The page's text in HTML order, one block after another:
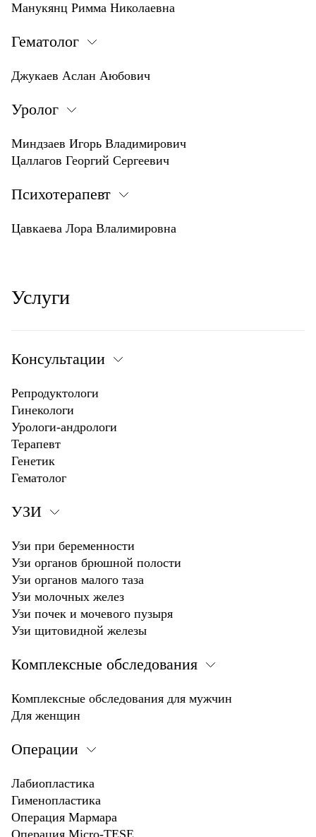
Манукянц Римма Николаевна
Гематолог
Джукаев Аслан Аюбович
Уролог
Миндзаев Игорь Владимирович
Цаллагов Георгий Сергеевич
Психотерапевт
Цавкаева Лора Влалимировна
Услуги
Консультации
Репродуктологи
Гинекологи
Урологи-андрологи
Терапевт
Генетик
Гематолог
УЗИ
Узи при беременности
Узи органов брюшной полости
Узи органов малого таза
Узи молочных желез
Узи почек и мочевого пузыря
Узи щитовидной железы
Комплексные обследования
Комплексные обследования для мужчин
Для женщин
Операции
Лабиопластика
Гименопластика
Операция Мармара
Операция Micro-TESE